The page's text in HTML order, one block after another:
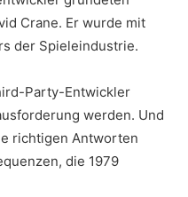
Crane. Er wurde mit
der Spieleindustrie.
Party-Entwickler
werden. Und
richtigen Antworten
die 1979